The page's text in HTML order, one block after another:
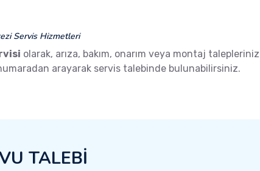
Servis Hizmetleri
olarak, arıza, bakım, onarım veya montaj talepleriniz
arayarak servis talebinde bulunabilirsiniz.
TALEBİ